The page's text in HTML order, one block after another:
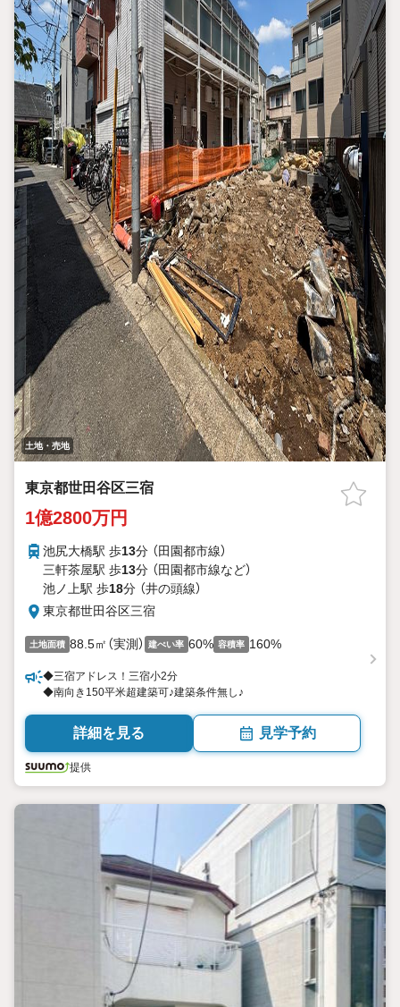
土地・売地
東京都世田谷区三宿
1億2800万円
池尻大橋駅 歩13分 （田園都市線）
三軒茶屋駅 歩13分 （田園都市線など）
池ノ上駅 歩18分 （井の頭線）
東京都世田谷区三宿
土地面積 88.5㎡（実測） 建ぺい率 60% 容積率 160%
◆三宿アドレス！三宿小2分
◆南向き150平米超建築可♪建築条件無し♪
詳細を見る 見学予約
提供